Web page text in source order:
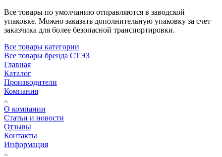
Все товары по умолчанию отправляются в заводской
упаковке. Можно заказать дополнительную упаковку за счет
заказчика для более безопасной транспортировки.
Все товары категории
Все товары бренда СТЭЗ
Главная
Каталог
Производители
Компания
О компании
Статьи и новости
Отзывы
Контакты
Информация